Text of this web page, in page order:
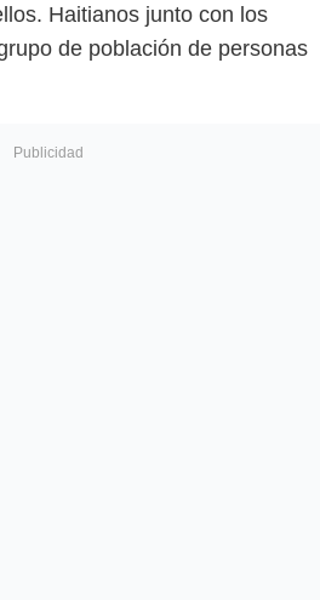
Haitianos junto con los
de población de personas